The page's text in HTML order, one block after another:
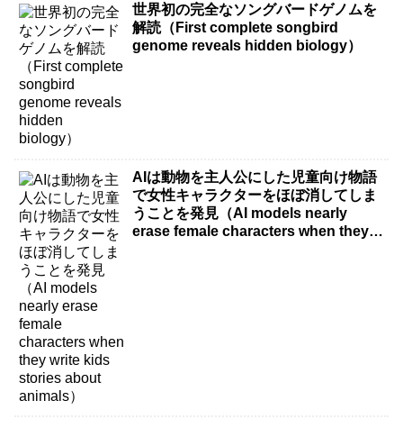
世界初の完全なソングバードゲノムを
解読（First complete songbird
genome reveals hidden biology）
AIは動物を主人公にした児童向け物語
で女性キャラクターをほぼ消してしま
うことを発見（AI models nearly
erase female characters when they